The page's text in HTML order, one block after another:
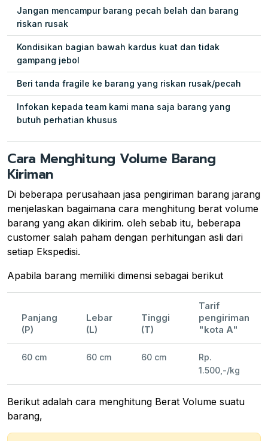
Jangan mencampur barang pecah belah dan barang
riskan rusak
Kondisikan bagian bawah kardus kuat dan tidak
gampang jebol
Beri tanda fragile ke barang yang riskan rusak/pecah
Infokan kepada team kami mana saja barang yang
butuh perhatian khusus
Cara Menghitung Volume Barang
Kiriman
Di beberapa perusahaan jasa pengiriman barang jarang
menjelaskan bagaimana cara menghitung berat volume
barang yang akan dikirim. oleh sebab itu, beberapa
customer salah paham dengan perhitungan asli dari
setiap Ekspedisi.
Apabila barang memiliki dimensi sebagai berikut
Panjang
(P)
Lebar
(L)
Tinggi
(T)
Tarif
pengiriman
"kota A"
60 cm 60 cm 60 cm
Rp.
1.500,-/kg
Berikut adalah cara menghitung Berat Volume suatu
barang,